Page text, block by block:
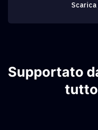
Scarica
Supportato